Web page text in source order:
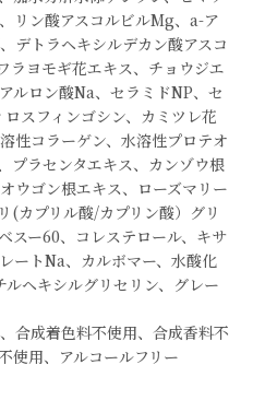
リン酸アスコルビルMg、a-ア
デトラヘキシルデカン酸アスコ
ラヨモギ花エキス、チョウジエ
ルロン酸Na、セラミドNP、セ
スフィンゴシン、カミツレ花
性コラーゲン、水溶性プロテオ
プラセンタエキス、カンゾウ根
ウゴン根エキス、ローズマリー
(カプリル酸/カプリン酸）グリ
スー60、コレステロール、キサ
ートNa、カルボマー、水酸化
ヘキシルグリセリン、グレー
合成着色料不使用、合成香料不
使用、アルコールフリー